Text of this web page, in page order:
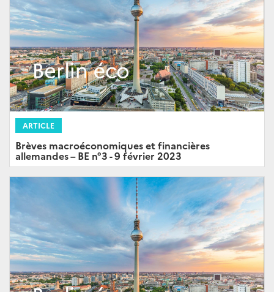
ARTICLE
Brèves macroéconomiques et financières
allemandes – BE n°3 - 9 février 2023